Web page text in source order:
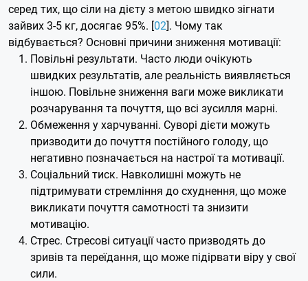
серед тих, що сіли на дієту з метою швидко зігнати
зайвих 3-5 кг, досягає 95%. [02]. Чому так
відбувається? Основні причини зниження мотивації:
Повільні результати. Часто люди очікують
швидких результатів, але реальність виявляється
іншою. Повільне зниження ваги може викликати
розчарування та почуття, що всі зусилля марні.
Обмеження у харчуванні. Суворі дієти можуть
призводити до почуття постійного голоду, що
негативно позначається на настрої та мотивації.
Соціальний тиск. Навколишні можуть не
підтримувати стремління до схуднення, що може
викликати почуття самотності та знизити
мотивацію.
Стрес. Стресові ситуації часто призводять до
зривів та переїдання, що може підірвати віру у свої
сили.